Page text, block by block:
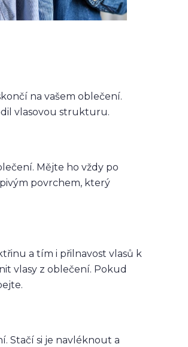
na vašem oblečení.
vlasovou strukturu.
Mějte ho vždy po
povrchem, který
a tím i přilnavost vlasů k
vlasy z oblečení. Pokud
Stačí si je navléknout a